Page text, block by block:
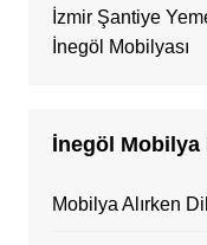
İzmir Şantiye
İnegöl Mobilyası
İnegöl Mobilya
Mobilya Alırken